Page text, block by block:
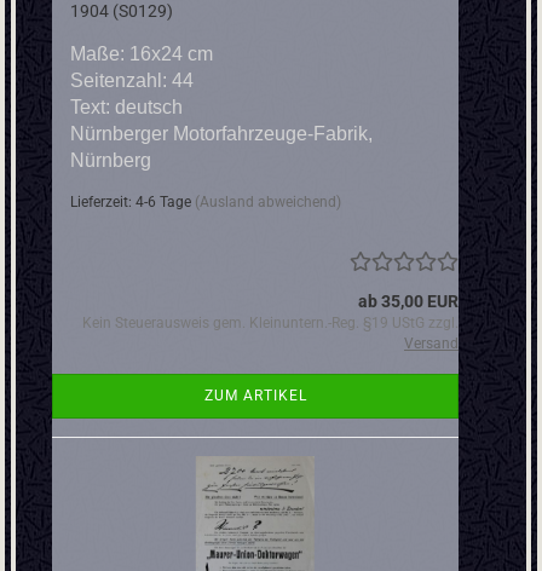
1904 (S0129)
Maße: 16x24 cm
Seitenzahl: 44
Text: deutsch
Nürnberger Motorfahrzeuge-Fabrik,
Nürnberg
Lieferzeit: 4-6 Tage (Ausland abweichend)
ab 35,00 EUR
Kein Steuerausweis gem. Kleinuntern.-Reg. §19 UStG zzgl.
Versand
ZUM ARTIKEL